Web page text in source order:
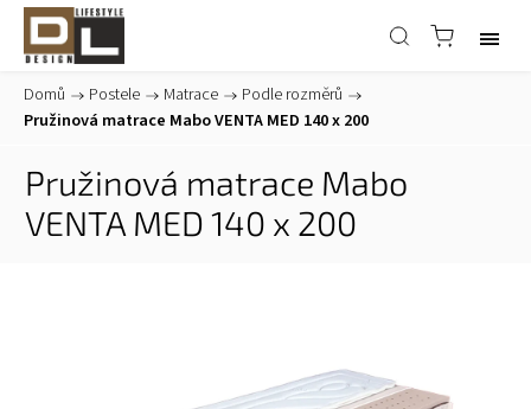
Domů / Postele / Matrace / Podle rozměrů /
Pružinová matrace Mabo VENTA MED 140 x 200
Pružinová matrace Mabo
VENTA MED 140 x 200